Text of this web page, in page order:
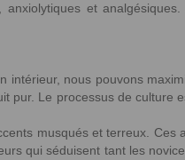
et
nous pouvons
pur. Le processus de culture
musqués et terreux. Ces
qui séduisent tant les